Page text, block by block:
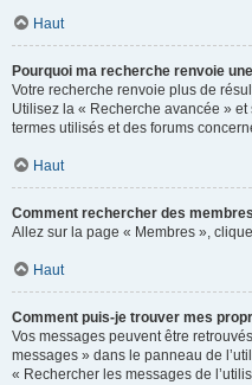
Haut
Pourquoi ma recherche renvoie
Votre recherche renvoie plus de
Utilisez la « Recherche avancée »
termes utilisés et des forums
Haut
Comment rechercher des
Allez sur la page « Membres »,
Haut
Comment puis-je trouver mes
Vos messages peuvent être
messages » dans le panneau de
« Rechercher les messages de